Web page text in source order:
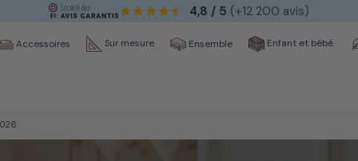
4,8 / 5 (+12 200 avis)
Accessoires Sur mesure Ensemble Enfant et bébé